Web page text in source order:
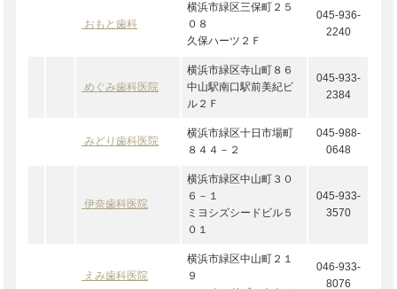
おもと歯科
横浜市緑区三保町２５
０８
久保ハーツ２Ｆ
045-936-
2240
めぐみ歯科医院
横浜市緑区寺山町８６
中山駅南口駅前美紀ビ
ル２Ｆ
045-933-
2384
みどり歯科医院
横浜市緑区十日市場町
８４４－２
045-988-
0648
伊奈歯科医院
横浜市緑区中山町３０
６－１
ミヨシズシードビル５
０１
045-933-
3570
えみ歯科医院
横浜市緑区中山町２１
９
046-933-
8076